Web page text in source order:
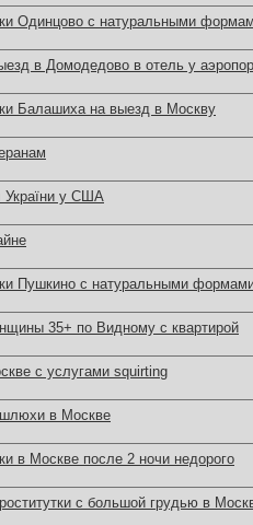
Одинцово с натуральными
в Домодедово в отель у
Балашиха на выезд в Москву
України у США
Пушкино с натуральными
35+ по Видному с квартирой
с услугами squirting
в Москве
в Москве после 2 ночи недорого
с большой грудью в